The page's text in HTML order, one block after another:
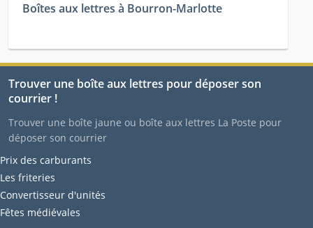
Boîtes aux lettres à Bourron-Marlotte
Trouver une boîte aux lettres pour déposer son
courrier !
Trouver une boîte jaune ou boîte aux lettres La Poste pour
déposer son courrier
Prix des carburants
Les friteries
Convertisseur d'unités
Fêtes médiévales